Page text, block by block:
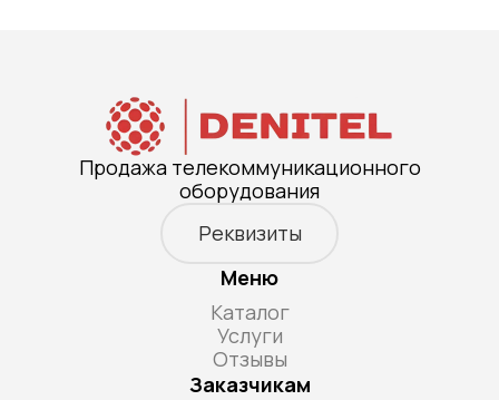
Продажа телекоммуникационного
оборудования
Реквизиты
Меню
Каталог
Услуги
Отзывы
Заказчикам